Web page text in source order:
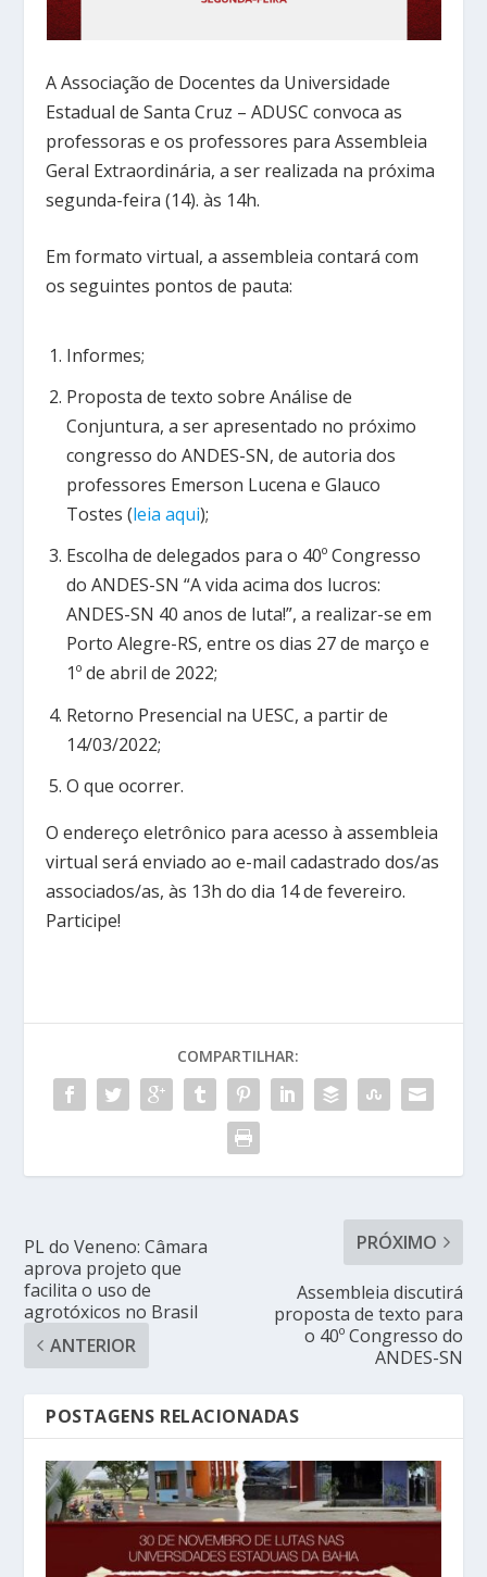
A Associação de Docentes da Universidade
Estadual de Santa Cruz – ADUSC convoca as
professoras e os professores para Assembleia
Geral Extraordinária, a ser realizada na próxima
segunda-feira (14). às 14h.
Em formato virtual, a assembleia contará com
os seguintes pontos de pauta:
Informes;
Proposta de texto sobre Análise de
Conjuntura, a ser apresentado no próximo
congresso do ANDES-SN, de autoria dos
professores Emerson Lucena e Glauco
Tostes (leia aqui);
Escolha de delegados para o 40º Congresso
do ANDES-SN “A vida acima dos lucros:
ANDES-SN 40 anos de luta!”, a realizar-se em
Porto Alegre-RS, entre os dias 27 de março e
1º de abril de 2022;
Retorno Presencial na UESC, a partir de
14/03/2022;
O que ocorrer.
O endereço eletrônico para acesso à assembleia
virtual será enviado ao e-mail cadastrado dos/as
associados/as, às 13h do dia 14 de fevereiro.
Participe!
COMPARTILHAR:
PL do Veneno: Câmara
aprova projeto que
facilita o uso de
agrotóxicos no Brasil
ANTERIOR
PRÓXIMO
Assembleia discutirá
proposta de texto para
o 40º Congresso do
ANDES-SN
POSTAGENS RELACIONADAS